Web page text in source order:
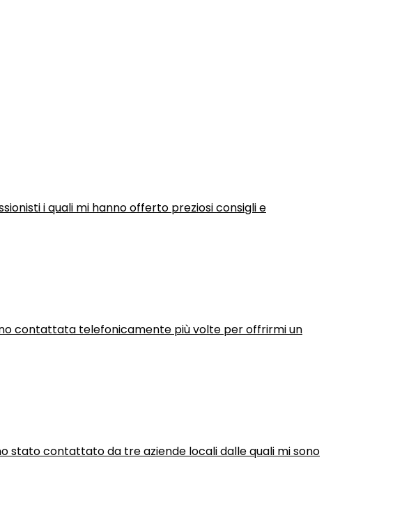
i quali mi hanno offerto preziosi consigli e
contattata telefonicamente più volte per offrirmi un
stato contattato da tre aziende locali dalle quali mi sono